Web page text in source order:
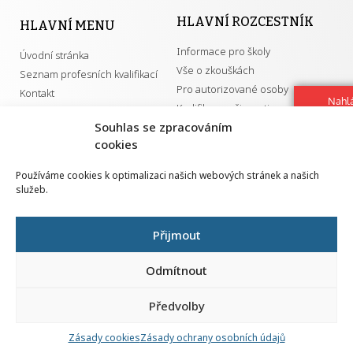
Souhlas se zpracováním
cookies
Používáme cookies k optimalizaci našich webových stránek a našich
služeb.
Přijmout
Odmítnout
Předvolby
Zásady cookiesZásady ochrany osobních údajů
HLAVNÍ MENU
Úvodní stránka
Seznam profesních kvalifikací
Kontakt
HLAVNÍ ROZCESTNÍK
Informace pro školy
Vše o zkouškách
Pro autorizované osoby
Kvalifikace a živnosti
GDPR
Národní pedagogický institut ČR
Senovážné náměstí 25
110 00 Praha 1
Všechna práva vyhrazena | 2026